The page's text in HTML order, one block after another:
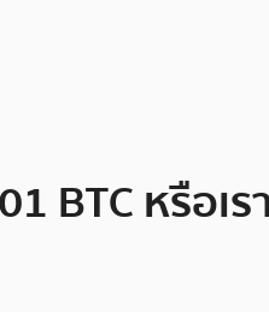
หรือเร